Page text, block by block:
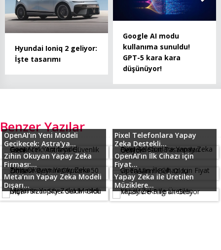
Hyundai Ioniq 2 geliyor:
İşte tasarımı
Google AI modu
kullanıma sunuldu!
GPT-5 kara kara
düşünüyor!
Benzer Yazılar
OpenAI’ın Yeni Modeli
Gecikecek: Astra’ya...
Pixel Telefonlara Yapay
Zeka Destekli...
Zihin Okuyan Yapay Zeka
Firması:...
OpenAI’ın İlk Cihazı için
Fiyat...
Meta’nın Yapay Zeka Modeli
Dışarı...
Yapay Zeka ile Üretilen
Müziklere...